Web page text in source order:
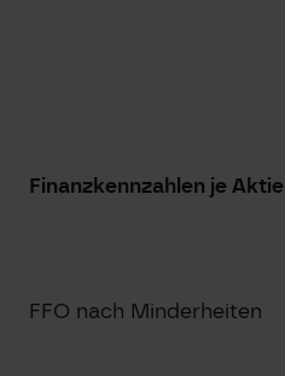
Finanzkennzahlen je Aktie
FFO nach Minderheiten